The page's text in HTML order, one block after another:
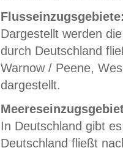
Dargestellt werden
durch Deutschland
Warnow / Peene,
dargestellt.
In Deutschland gibt
Deutschland fließt